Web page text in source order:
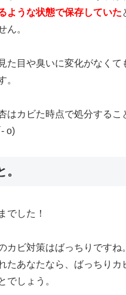
ような状態で保存していた
ん。
た目や臭いに変化がなくて
。
はカビた時点で処分するこ
o)
でした！
カビ対策はばっちりですね
たあなたなら、ばっちりカ
でしょう。